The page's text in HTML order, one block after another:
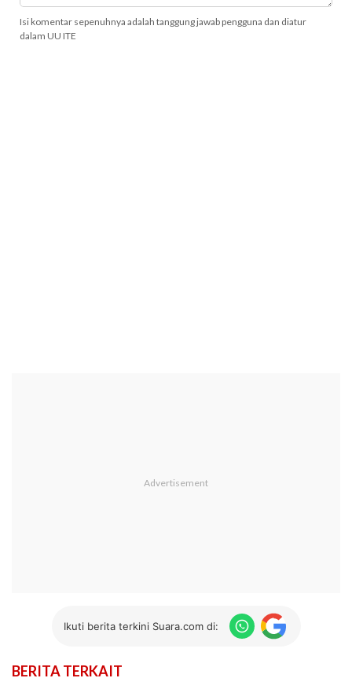
Isi komentar sepenuhnya adalah tanggung jawab pengguna dan diatur
dalam UU ITE
Ikuti berita terkini Suara.com di:
BERITA TERKAIT